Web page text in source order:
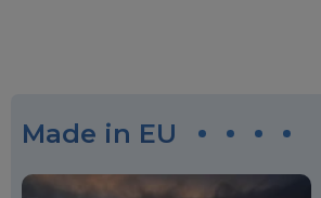
Made in EU